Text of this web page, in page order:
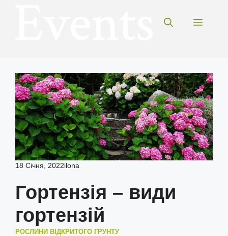
Меню
18 Січня, 2022ilona
Гортензія – види
гортензій
РОСЛИНИ ВІДКРИТОГО ГРУНТУ